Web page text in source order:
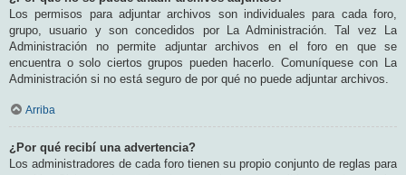
Los permisos para adjuntar archivos son individuales para cada foro,
grupo, usuario y son concedidos por La Administración. Tal vez La
Administración no permite adjuntar archivos en el foro en que se
encuentra o solo ciertos grupos pueden hacerlo. Comuníquese con La
Administración si no está seguro de por qué no puede adjuntar archivos.
Arriba
¿Por qué recibí una advertencia?
Los administradores de cada foro tienen su propio conjunto de reglas para